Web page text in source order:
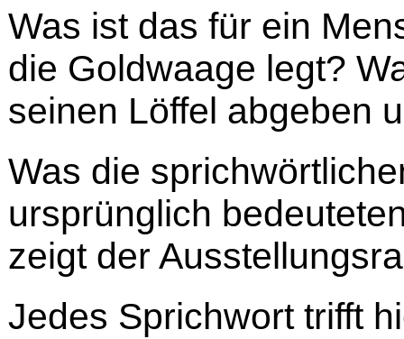
Was ist das für ein
die Goldwaage legt?
seinen Löffel abgeben
Was die
ursprünglich
zeigt der
Jedes Sprichwort trifft